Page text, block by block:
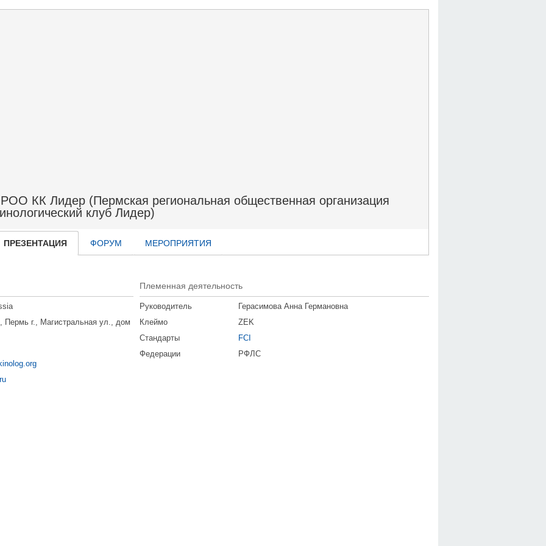
КК Лидер (Пермская региональная общественная организация
клуб Лидер)
ПРЕЗЕНТАЦИЯ ФОРУМ МЕРОПРИЯТИЯ
Пермь г., Магистральная ул., дом
Племенная деятельность
Руководитель
Герасимова Анна Германовна
Клеймо
ZEK
Стандарты
FCI
Федерации
РФЛС